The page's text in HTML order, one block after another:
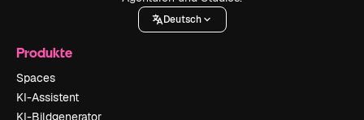
Deutsch
Produkte
Spaces
KI-Assistent
KI-Bildgenerator